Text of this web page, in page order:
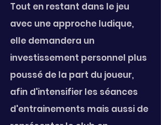
Tout en restant dans le jeu
avec une approche ludique,
elle demandera un
investissement personnel plus
poussé de la part du joueur,
afin d'intensifier les séances
d'entrainements mais aussi de